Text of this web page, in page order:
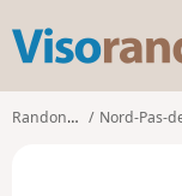
Randonnées Nord-Pas-de-